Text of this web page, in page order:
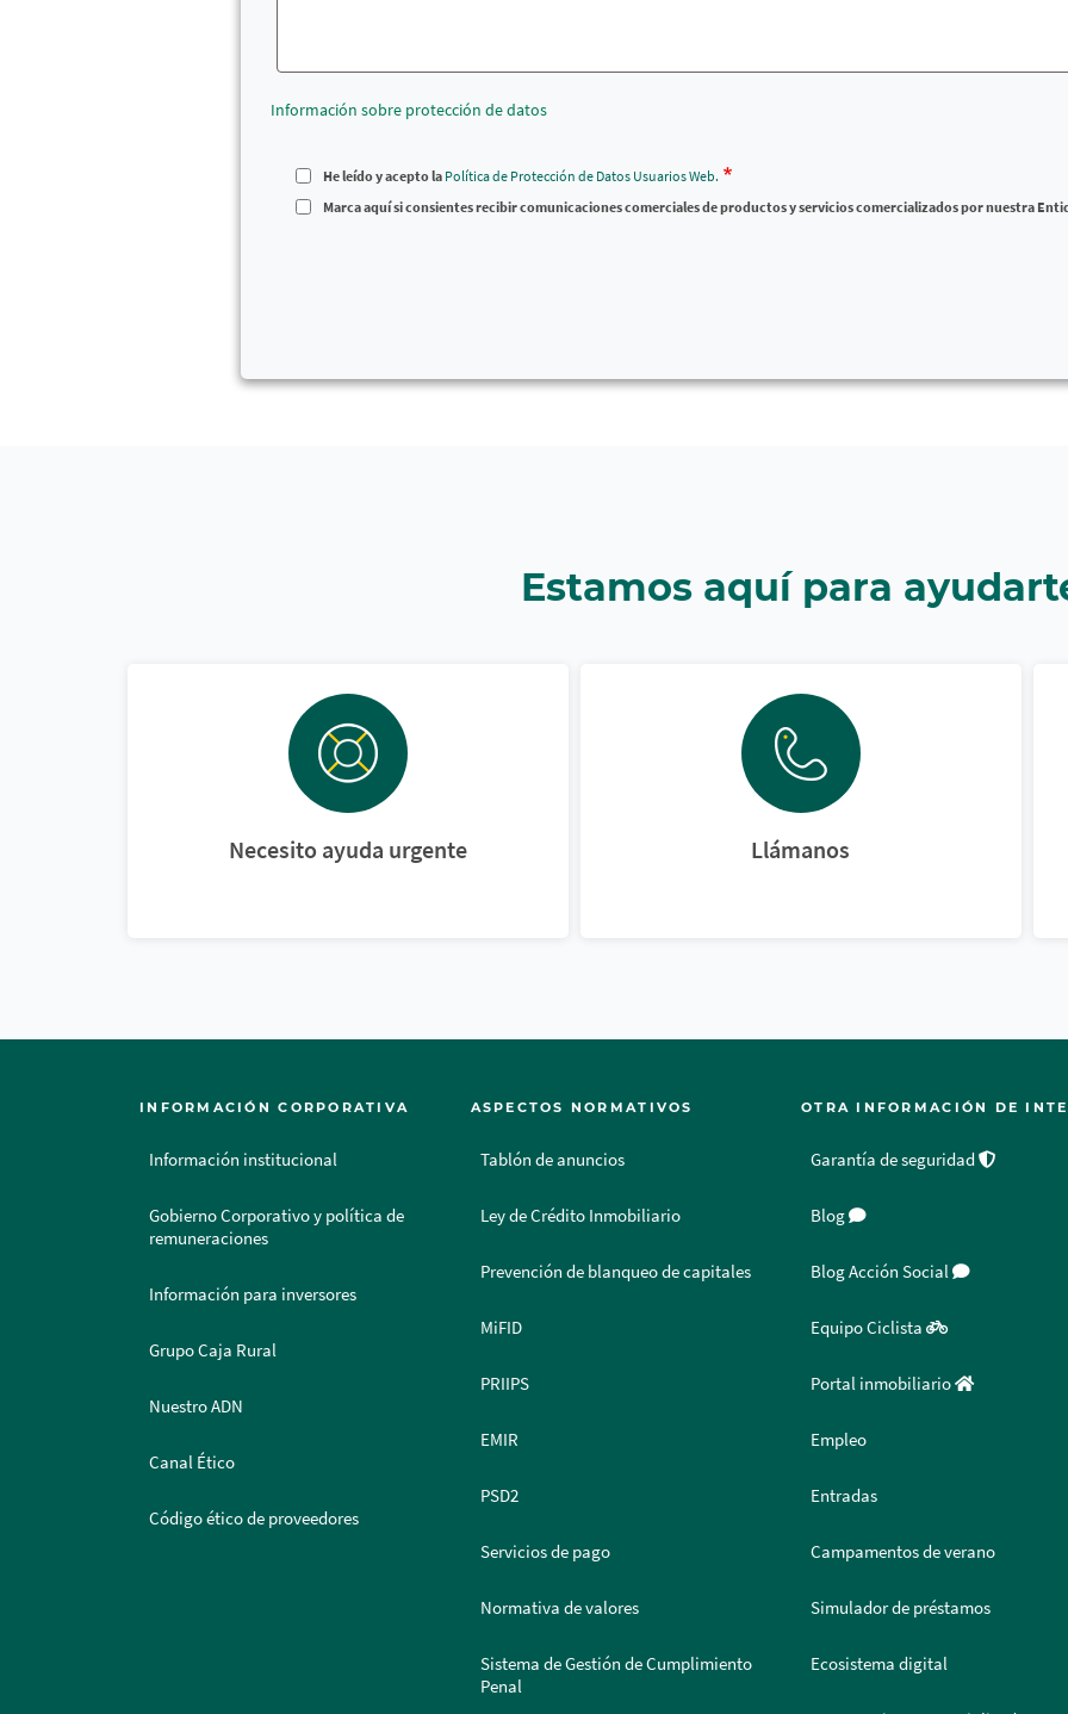
Información sobre protección de datos
He leído y acepto la Política de Protección de Datos Usuarios Web.
Marca aquí si consientes recibir comunicaciones comerciales de productos y servicios comercializados por nuestra
Estamos aquí para
Necesito ayuda urgente Llámanos
INFORMACIÓN CORPORATIVA
Información institucional
Gobierno Corporativo y política de
remuneraciones
Información para inversores
Grupo Caja Rural
Nuestro ADN
Canal Ético
Código ético de proveedores
ASPECTOS NORMATIVOS
Tablón de anuncios
Ley de Crédito Inmobiliario
Prevención de blanqueo de capitales
MiFID
PRIIPS
EMIR
PSD2
Servicios de pago
Normativa de valores
Sistema de Gestión de Cumplimiento
Penal
OTRA INFORMACIÓN DE
Garantía de seguridad
Blog
Blog Acción Social
Equipo Ciclista
Portal inmobiliario
Empleo
Entradas
Campamentos de verano
Simulador de préstamos
Ecosistema digital